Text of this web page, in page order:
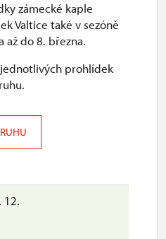
12.
zámecké kaple
Valtice také v sezóně
až do 8. března.
prohlídek